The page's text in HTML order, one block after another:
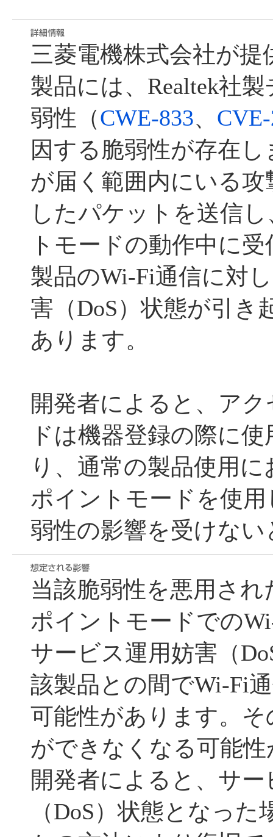
三菱電機株式会社が提
製品には、Realtek社
弱性（CWE-833、
因する脆弱性が存在
が届く範囲内にいる
したパケットを送信
トモードの動作中に
製品のWi-Fi通信に対
害（DoS）状態が引き
あります。
開発者によると、ア
ドは機器登録の際に
り、通常の製品使用
ポイントモードを使
弱性の影響を受けな
当該脆弱性を悪用さ
ポイントモードでの
サービス運用妨害（
該製品との間でWi-Fi
可能性があります。
ができなくなる可能
開発者によると、サ
（DoS）状態となっ